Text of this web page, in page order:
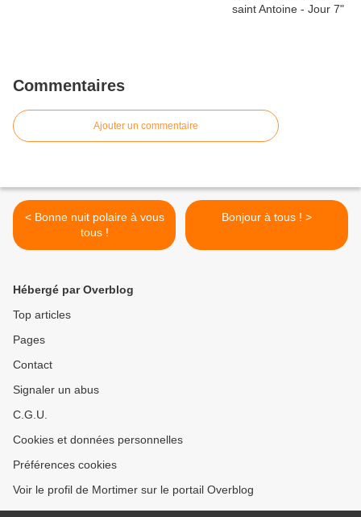
Commentaires
Ajouter un commentaire
< Bonne nuit polaire à vous
tous !
Bonjour à tous ! >
Hébergé par Overblog
Top articles
Pages
Contact
Signaler un abus
C.G.U.
Cookies et données personnelles
Préférences cookies
Voir le profil de Mortimer sur le portail Overblog